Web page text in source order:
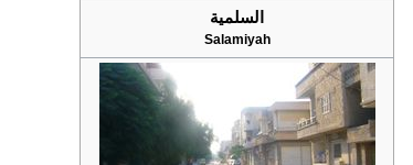
السلمية
Salamiyah